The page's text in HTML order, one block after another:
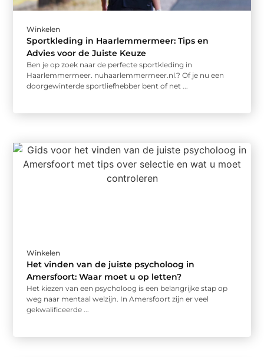
Winkelen
Sportkleding in Haarlemmermeer: Tips en
Advies voor de Juiste Keuze
Ben je op zoek naar de perfecte sportkleding in
Haarlemmermeer. nuhaarlemmermeer.nl.? Of je nu een
doorgewinterde sportliefhebber bent of net ...
Winkelen
Het vinden van de juiste psycholoog in
Amersfoort: Waar moet u op letten?
Het kiezen van een psycholoog is een belangrijke stap op
weg naar mentaal welzijn. In Amersfoort zijn er veel
gekwalificeerde ...